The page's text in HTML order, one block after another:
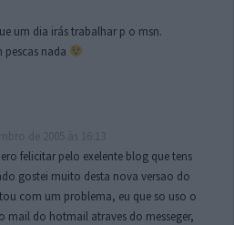
um dia irás trabalhar p o msn.
pescas nada
felicitar pelo exelente blog que tens
gostei muito desta nova versao do
com um problema, eu que so uso o
mail do hotmail atraves do messeger,